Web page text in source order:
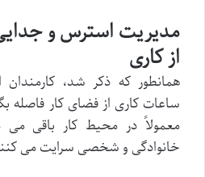
مدیریت استرس و
از کاری
همانطور که ذکر شد،
ساعات کاری از فضای کار فاصله
معمولاً در محیط کار باقی می
خانوادگی و شخصی سرایت می